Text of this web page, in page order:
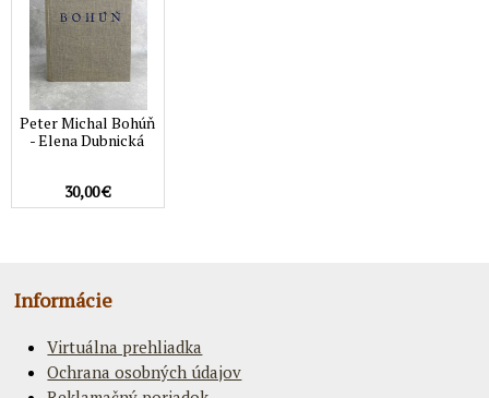
Peter Michal Bohúň
- Elena Dubnická
30,00 €
Informácie
Virtuálna prehliadka
Ochrana osobných údajov